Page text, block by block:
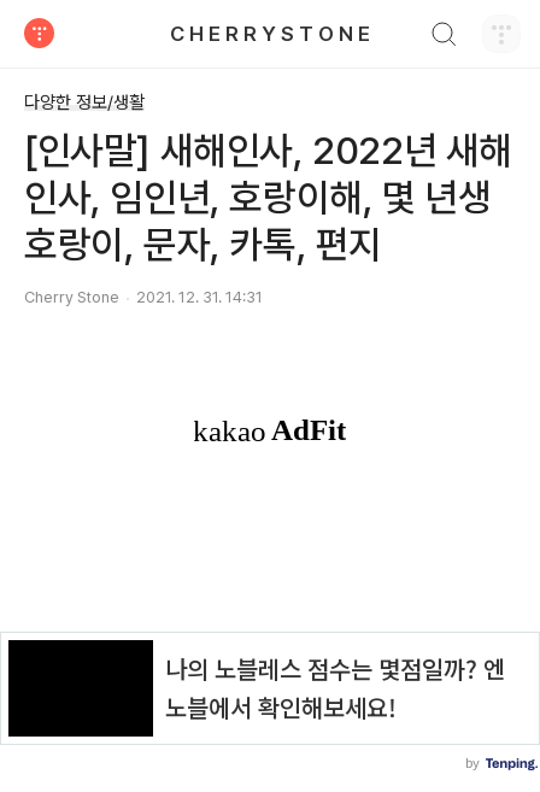
C H E R R Y S T O N E
다양한 정보/생활
[인사말] 새해인사, 2022년 새해
인사, 임인년, 호랑이해, 몇 년생
호랑이, 문자, 카톡, 편지
Cherry Stone 2021. 12. 31. 14:31